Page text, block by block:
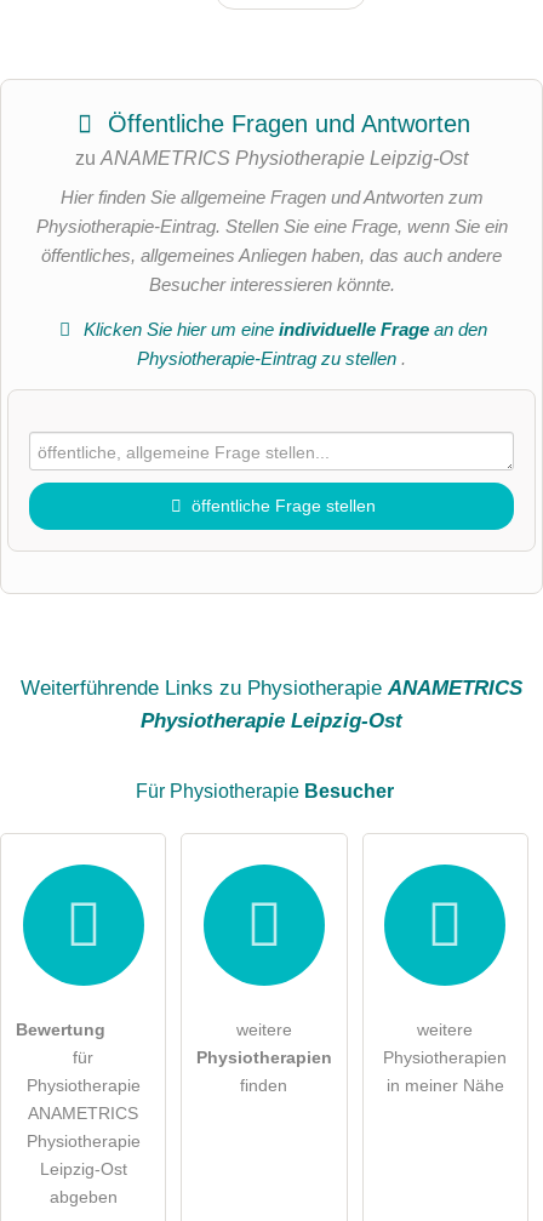
Öffentliche Fragen und Antworten
zu ANAMETRICS Physiotherapie Leipzig-Ost
Hier finden Sie allgemeine Fragen und Antworten zum
Physiotherapie-Eintrag. Stellen Sie eine Frage, wenn Sie ein
öffentliches, allgemeines Anliegen haben, das auch andere
Besucher interessieren könnte.
Klicken Sie hier um eineindividuelle Frage an den
Physiotherapie-Eintrag zu stellen .
öffentliche Frage stellen
Hiermit akzeptiere ich die .
Die Datenschutzerklärunghabe ich zur Kenntnis genommen.
Hinweis: Bitte beachten Sie, öffentliche Fragen sindfür alle
Besucher sichtbar
Klicken Sie hier um eine
Physiotherapie-Eintrag zu stellen
Weiterführende Links zu Physiotherapie ANAMETRICS
Physiotherapie Leipzig-Ost
Für Physiotherapie Besucher
Bewertung
für
Physiotherapie
ANAMETRICS
Physiotherapie
Leipzig-Ost
abgeben
weitere
Physiotherapien
finden
weitere
Physiotherapien
in meiner Nähe